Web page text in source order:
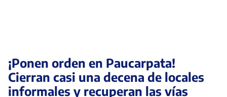
¡Ponen orden en Paucarpata!
Cierran casi una decena de locales
informales y recuperan las vías